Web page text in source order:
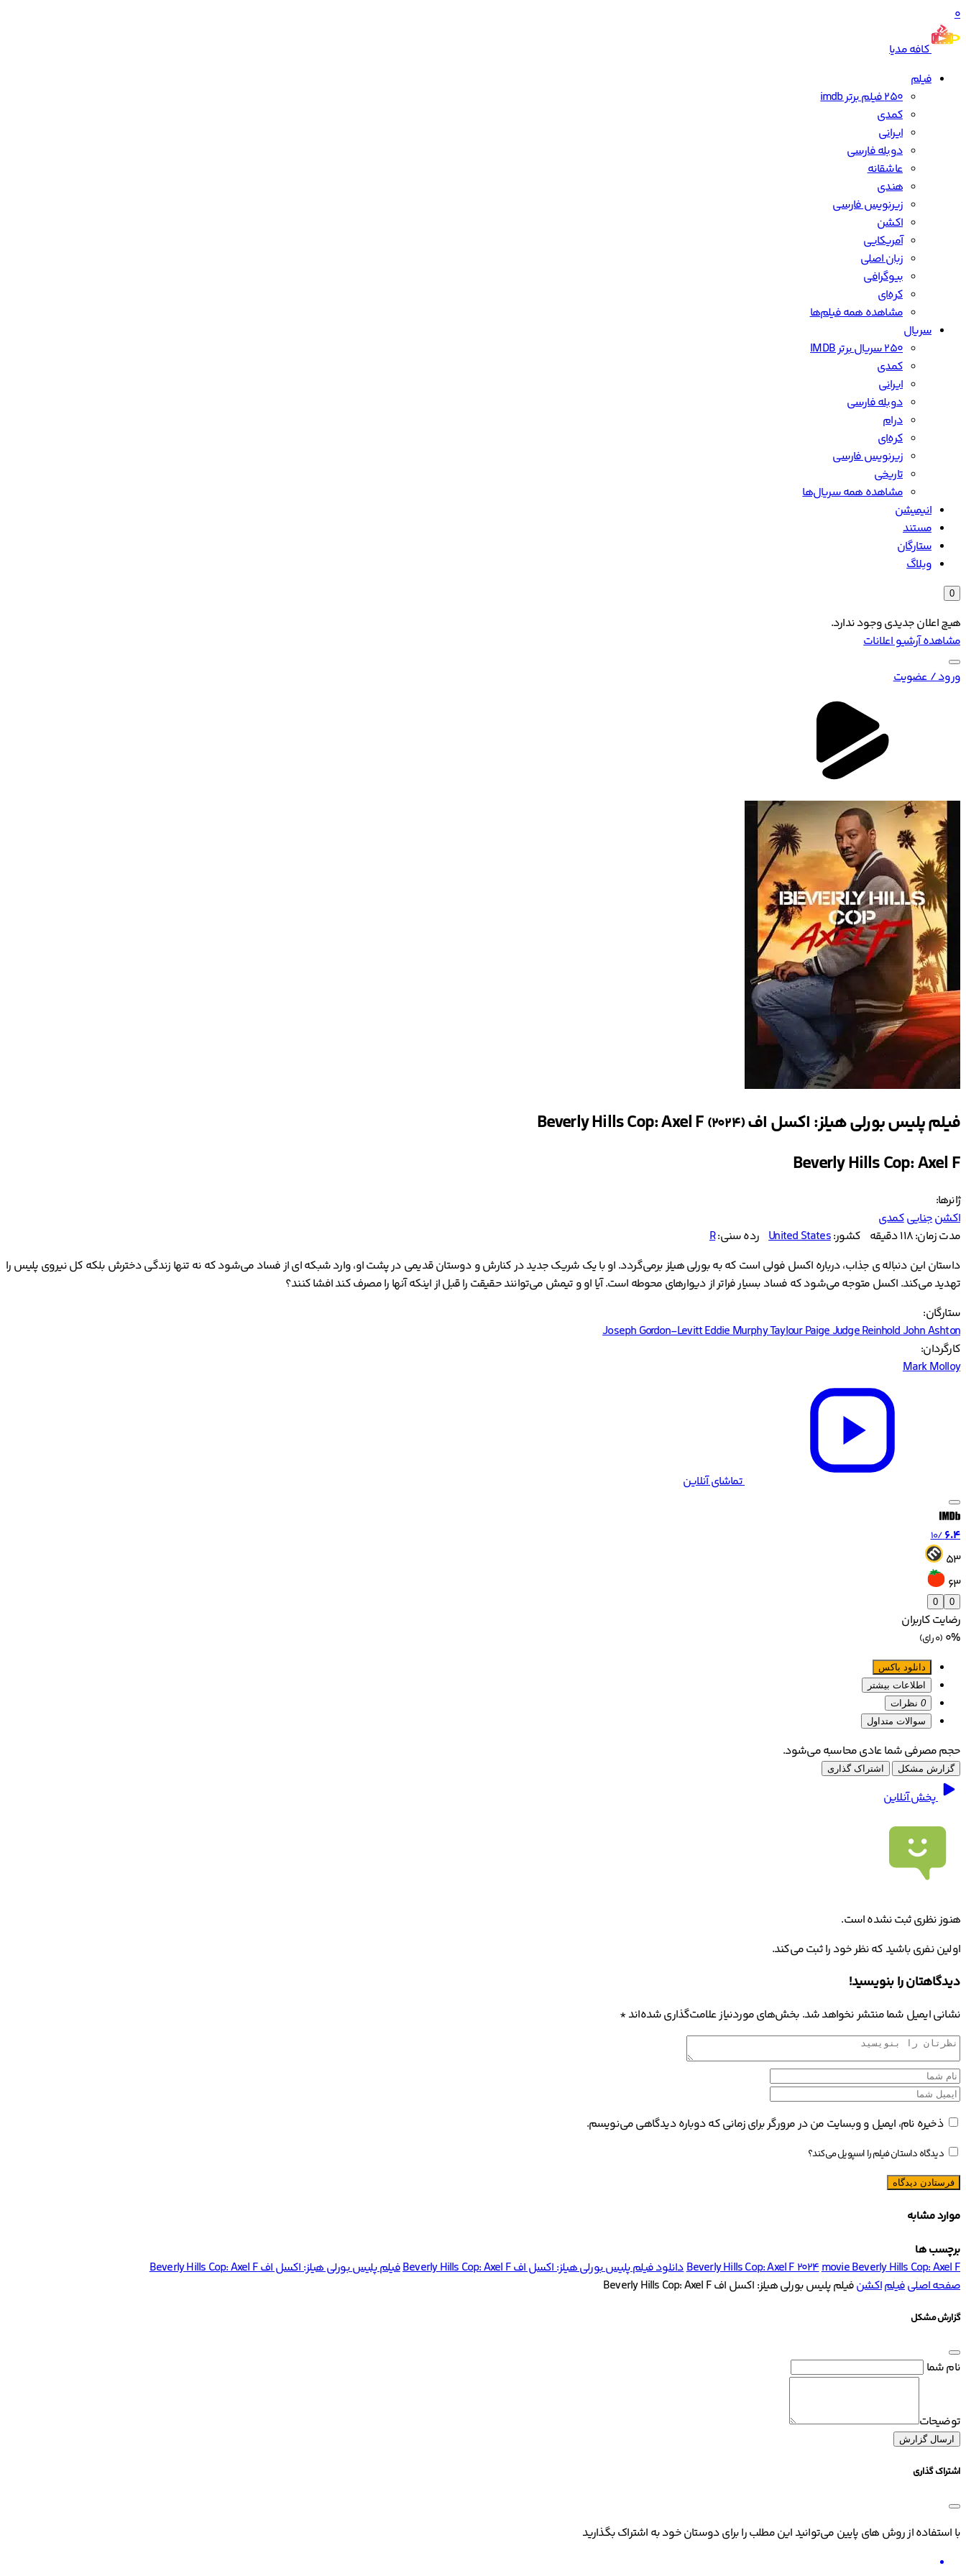
0
کافه مدیا
فیلم
250 فیلم برتر imdb
کمدی
ایرانی
دوبله فارسی
عاشقانه
هندی
زیرنویس فارسی
اکشن
آمریکایی
زبان اصلی
بیوگرافی
کره‌ای
مشاهده همه فیلم‌ها
سریال
۲۵۰ سریال برتر IMDB
کمدی
ایرانی
دوبله فارسی
درام
کره‌ای
زیرنویس فارسی
تاریخی
مشاهده همه سریال‌ها
انیمیشن
مستند
ستارگان
وبلاگ
0
هیچ اعلان جدیدی وجود ندارد.
مشاهده آرشیو اعلانات
ورود / عضویت
فیلم پلیس بورلی هیلز: اکسل اف Beverly Hills Cop: Axel F(2024)
Beverly Hills Cop: Axel F
ژانرها:
اکشنجناییکمدی
مدت زمان: 118 دقیقه
کشور:United States رده سنی:R
داستان این دنباله ی جذاب، درباره اکسل فولی است که به بورلی هیلز برمی‌گردد. او با یک شریک جدید در کنارش و دوستان قدیمی در پشت او، وارد شبکه ای از فساد می‌شود که نه تنها زندگی دخترش بلکه کل نیروی پلیس را
تهدید می‌کند. اکسل متوجه می‌شود که فساد بسیار فراتر از دیوارهای محوطه است. آیا او و تیمش می‌توانند حقیقت را قبل از اینکه آنها را مصرف کند افشا کنند؟
ستارگان:
Joseph Gordon-LevittEddie MurphyTaylour PaigeJudge ReinholdJohn Ashton
کارگردان:
Mark Molloy
تماشای آنلاین
6.4
/10
53
63
0
0
رضایت کاربران
0% (0 رای)
دانلود باکس
اطلاعات بیشتر
0 نظرات
سوالات متداول
حجم مصرفی شما عادی محاسبه می‌شود.
گزارش مشکل اشتراک گذاری
پخش آنلاین
هنوز نظری ثبت نشده است.
اولین نفری باشید که نظر خود را ثبت می‌کند.
دیدگاهتان را بنویسید!
نشانی ایمیل شما منتشر نخواهد شد. بخش‌های موردنیاز علامت‌گذاری شده‌اند*
ذخیره نام، ایمیل و وبسایت من در مرورگر برای زمانی که دوباره دیدگاهی می‌نویسم.
دیدگاه داستان فیلم را اسپویل می‌کند؟
موارد مشابه
برچسب ها
Beverly Hills Cop: Axel F 2024movie Beverly Hills Cop: Axel F دانلود فیلم پلیس بورلی هیلز: اکسل اف Beverly Hills Cop: Axel F
فیلم پلیس بورلی هیلز: اکسل اف Beverly Hills Cop: Axel F
صفحه اصلیفیلماکشنفیلم پلیس بورلی هیلز: اکسل اف Beverly Hills Cop: Axel F
گزارش مشکل
نام شما
توضیحات
ارسال گزارش
اشتراک گذاری
با استفاده از روش های پایین می‌توانید این مطلب را برای دوستان خود به اشتراک بگذارید